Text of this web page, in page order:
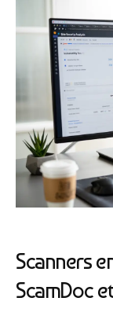
Scanners
ScamDoc